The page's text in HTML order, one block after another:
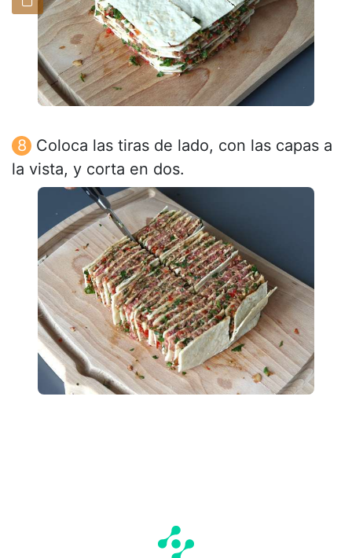
Coloca las tiras de lado, con las capas a
la vista, y corta en dos.